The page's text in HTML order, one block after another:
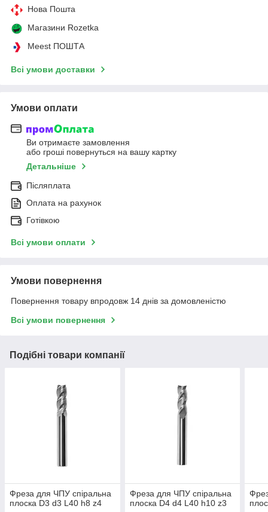
Нова Пошта
Магазини Rozetka
Meest ПОШТА
Всі умови доставки
Умови оплати
Ви отримаєте замовлення
або гроші повернуться на вашу картку
Детальніше
Післяплата
Оплата на рахунок
Готівкою
Всі умови оплати
Умови повернення
Повернення товару впродовж 14 днів за домовленістю
Всі умови повернення
Подібні товари компанії
Фреза для ЧПУ спіральна
плоска D3 d3 L40 h8 z4
Фреза для ЧПУ спіральна
плоска D4 d4 L40 h10 z3